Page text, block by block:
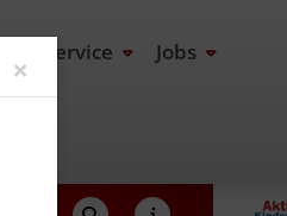
Service Jobs
×